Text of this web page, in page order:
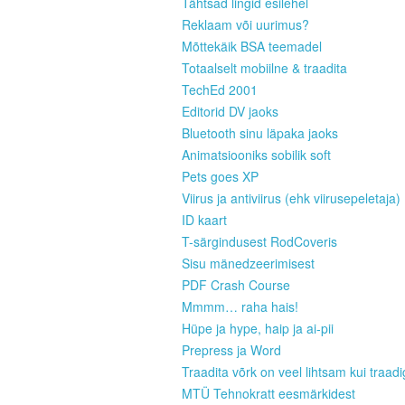
Reklaam või uurimus?
Mõttekäik BSA teemadel
Totaalselt mobiilne & traadita
TechEd 2001
Editorid DV jaoks
Bluetooth sinu läpaka jaoks
Animatsiooniks sobilik soft
Pets goes XP
Viirus ja antiviirus (ehk viirusepeletaja)
ID kaart
T-särgindusest RodCoveris
Sisu mänedzeerimisest
PDF Crash Course
Mmmm… raha hais!
Hüpe ja hype, haip ja ai-pii
Prepress ja Word
Traadita võrk on veel lihtsam kui
MTÜ Tehnokratt eesmärkidest